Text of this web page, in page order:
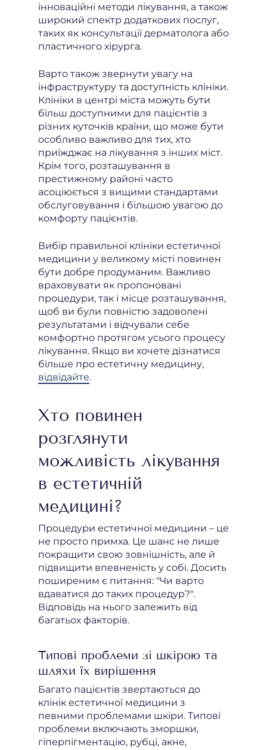
інноваційні методи лікування, а також
широкий спектр додаткових послуг,
таких як консультації дерматолога або
пластичного хірурга.
Варто також звернути увагу на
інфраструктуру та доступність клініки.
Клініки в центрі міста можуть бути
більш доступними для пацієнтів з
різних куточків країни, що може бути
особливо важливо для тих, хто
приїжджає на лікування з інших міст.
Крім того, розташування в
престижному районі часто
асоціюється з вищими стандартами
обслуговування і більшою увагою до
комфорту пацієнтів.
Вибір правильної клініки естетичної
медицини у великому місті повинен
бути добре продуманим. Важливо
враховувати як пропоновані
процедури, так і місце розташування,
щоб ви були повністю задоволені
результатами і відчували себе
комфортно протягом усього процесу
лікування. Якщо ви хочете дізнатися
більше про естетичну медицину,
відвідайте.
Хто повинен
розглянути
можливість лікування
в естетичній
медицині?
Процедури естетичної медицини – це
не просто примха. Це шанс не лише
покращити свою зовнішність, але й
підвищити впевненість у собі. Досить
поширеним є питання: "Чи варто
вдаватися до таких процедур?".
Відповідь на нього залежить від
багатьох факторів.
Типові проблеми зі шкірою та
шляхи їх вирішення
Багато пацієнтів звертаються до
клінік естетичної медицини з
певними проблемами шкіри. Типові
проблеми включають зморшки,
гіперпігментацію, рубці, акне,